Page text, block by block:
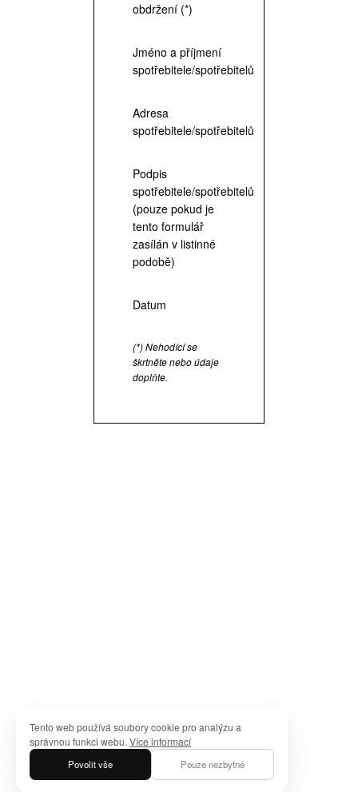
obdržení (*)
Jméno a příjmení
spotřebitele/spotřebitelů
Adresa
spotřebitele/spotřebitelů
Podpis
spotřebitele/spotřebitelů
(pouze pokud je
tento formulář
zasílán v listinné
podobě)
Datum
(*) Nehodící se
škrtněte nebo údaje
doplňte.
Tento web používá soubory cookie pro analýzu a
správnou funkci webu. Více informací
Povolit vše Pouze nezbytné